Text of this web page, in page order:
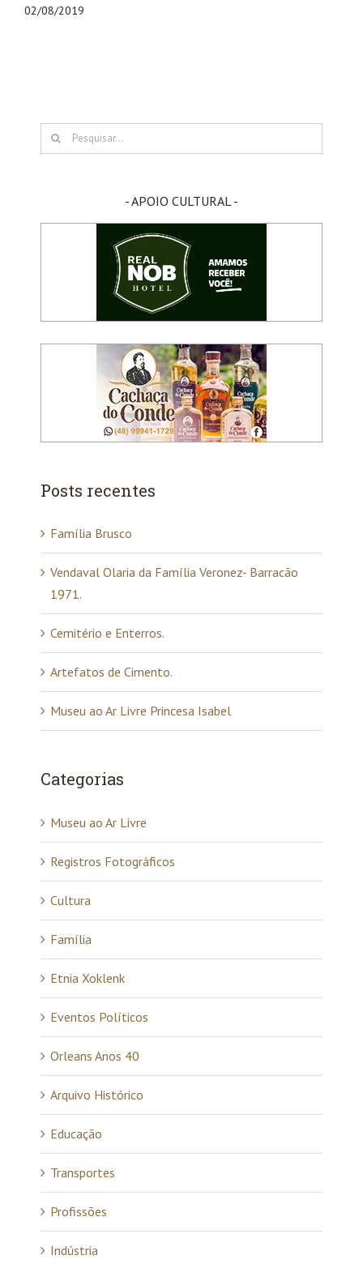
02/08/2019
Buscar
resultados
- APOIO CULTURAL -
Posts recentes
Família Brusco
Vendaval Olaria da Família Veronez- Barracão
1971.
Cemitério e Enterros.
Artefatos de Cimento.
Museu ao Ar Livre Princesa Isabel
Categorias
Museu ao Ar Livre
Registros Fotográficos
Cultura
Família
Etnia Xoklenk
Eventos Políticos
Orleans Anos 40
Arquivo Histórico
Educação
Transportes
Profissões
Indústria